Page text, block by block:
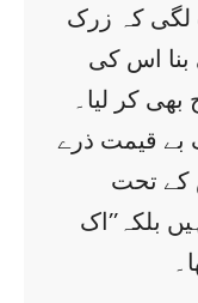
لگی کہ زرک
بنا اس کی
کر لیا۔
بے قیمت ذرے
کے تحت
بلکہ’’اک